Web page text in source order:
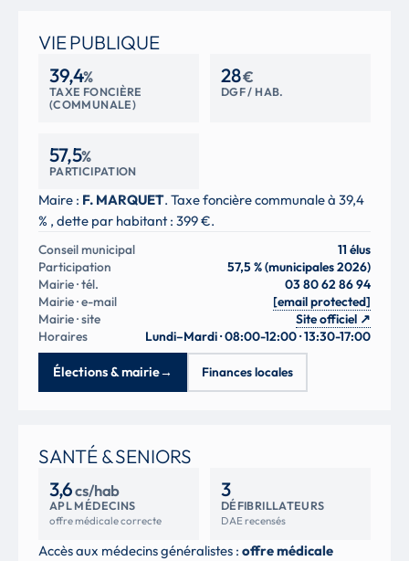
VIE PUBLIQUE
39,4%
TAXE FONCIÈRE
(COMMUNALE)
28€
DGF / HAB.
57,5%
PARTICIPATION
Maire : F. MARQUET. Taxe foncière communale à 39,4
% , dette par habitant : 399 €.
Conseil municipal
11 élus
Participation
57,5 % (municipales 2026)
Mairie · tél.
03 80 62 86 94
Mairie · e-mail
[email protected]
Mairie · site
Site officiel ↗
Horaires
Lundi–Mardi · 08:00-12:00 · 13:30-17:00
Élections & mairie→ Finances locales
SANTÉ & SENIORS
3,6cs/hab
APL MÉDECINS
offre médicale correcte
3
DÉFIBRILLATEURS
DAE recensés
Accès aux médecins généralistes : offre médicale